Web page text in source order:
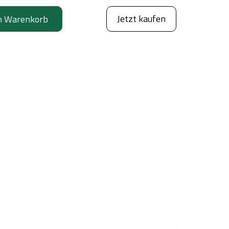
Warenkorb Jetzt kaufen